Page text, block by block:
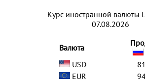
Курс иностранной валюты
07.08.2026
Валюта
USD
EUR